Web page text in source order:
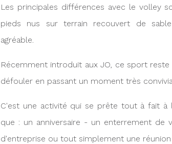
Les principales différences avec le volley
pieds nus sur terrain recouvert de
agréable.
Récemment introduit aux JO, ce sport
défouler en passant un moment très
C'est une activité qui se prête tout à fait à
que : un anniversaire - un enterrement de
d'entreprise ou tout simplement une réunion